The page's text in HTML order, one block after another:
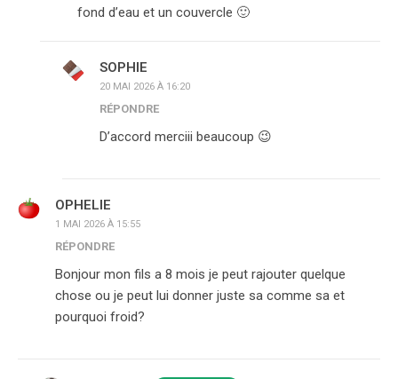
fond d’eau et un couvercle 🙂
SOPHIE
20 MAI 2026 À 16:20
RÉPONDRE
D’accord merciii beaucoup 😉
OPHELIE
1 MAI 2026 À 15:55
RÉPONDRE
Bonjour mon fils a 8 mois je peut rajouter quelque
chose ou je peut lui donner juste sa comme sa et
pourquoi froid?